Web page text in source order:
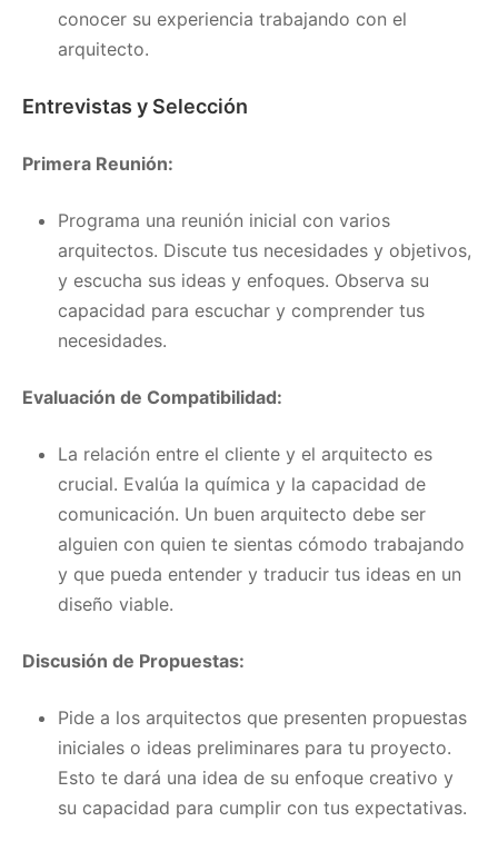
conocer su experiencia trabajando con el
arquitecto.
Entrevistas y Selección
Primera Reunión:
Programa una reunión inicial con varios
arquitectos. Discute tus necesidades y objetivos,
y escucha sus ideas y enfoques. Observa su
capacidad para escuchar y comprender tus
necesidades.
Evaluación de Compatibilidad:
La relación entre el cliente y el arquitecto es
crucial. Evalúa la química y la capacidad de
comunicación. Un buen arquitecto debe ser
alguien con quien te sientas cómodo trabajando
y que pueda entender y traducir tus ideas en un
diseño viable.
Discusión de Propuestas:
Pide a los arquitectos que presenten propuestas
iniciales o ideas preliminares para tu proyecto.
Esto te dará una idea de su enfoque creativo y
su capacidad para cumplir con tus expectativas.